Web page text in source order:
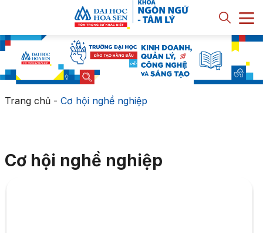
Trang chủ- Cơ hội nghề nghiệp
Cơ hội nghề nghiệp